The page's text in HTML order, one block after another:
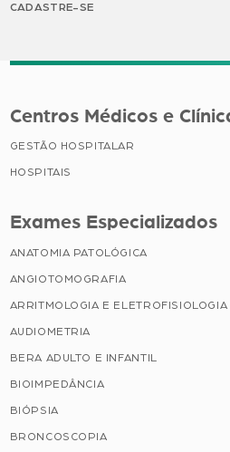
CADASTRE-SE
Centros Médicos e
GESTÃO HOSPITALAR
HOSPITAIS
Exames Especializados
ANATOMIA PATOLÓGICA
ANGIOTOMOGRAFIA
ARRITMOLOGIA E ELETROFISIOLOGIA
AUDIOMETRIA
BERA ADULTO E INFANTIL
BIOIMPEDÂNCIA
BIÓPSIA
BRONCOSCOPIA